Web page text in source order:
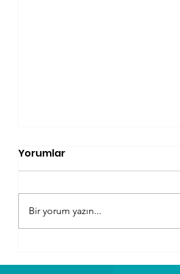
Masaj Kullanılır?
Yorumlar
Bir yorum yazın...